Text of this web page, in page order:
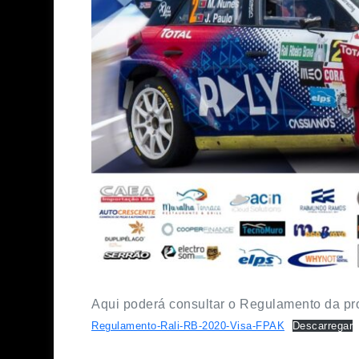
Aqui poderá consultar o Regulamento da
Regulamento-Rali-RB-2020-Visa-FPAK Descarregar